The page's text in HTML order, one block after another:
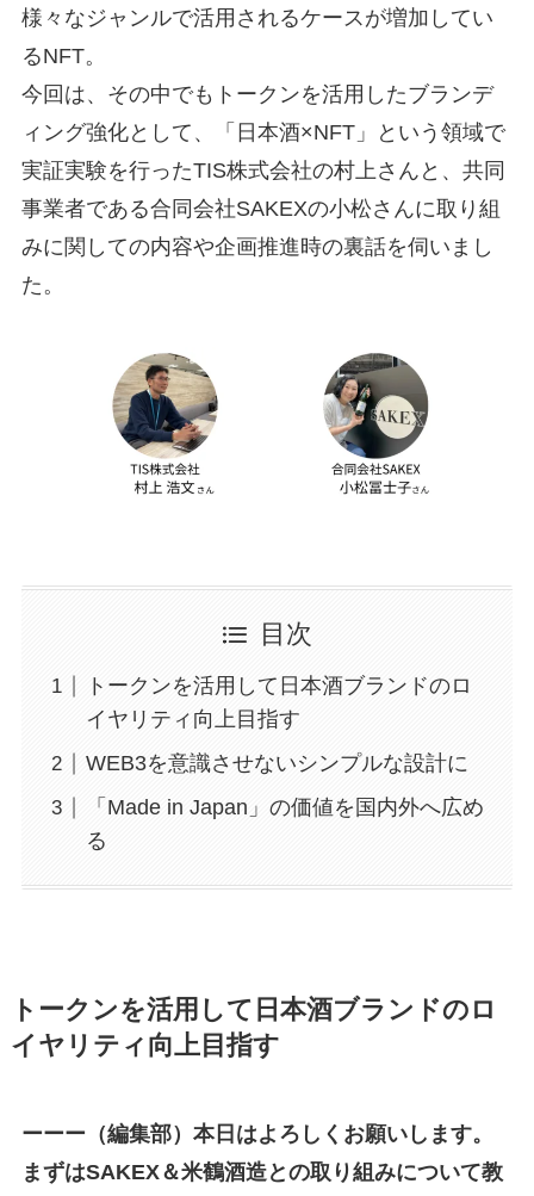
様々なジャンルで活用されるケースが増加してい
るNFT。
今回は、その中でもトークンを活用したブランデ
ィング強化として、「日本酒×NFT」という領域で
実証実験を行ったTIS株式会社の村上さんと、共同
事業者である合同会社SAKEXの小松さんに取り組
みに関しての内容や企画推進時の裏話を伺いまし
た。
目次
トークンを活用して日本酒ブランドのロ
イヤリティ向上目指す
WEB3を意識させないシンプルな設計に
「Made in Japan」の価値を国内外へ広め
る
トークンを活用して日本酒ブランドのロ
イヤリティ向上目指す
ーーー（編集部）本日はよろしくお願いします。
まずはSAKEX＆米鶴酒造との取り組みについて教